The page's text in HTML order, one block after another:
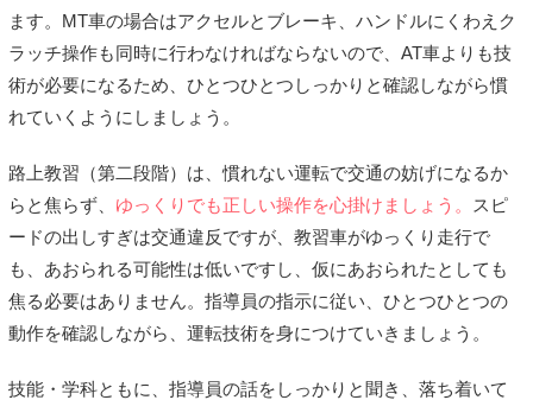
ます。MT車の場合はアクセルとブレーキ、ハンドルにくわえク
ラッチ操作も同時に行わなければならないので、AT車よりも技
術が必要になるため、ひとつひとつしっかりと確認しながら慣
れていくようにしましょう。
路上教習（第二段階）は、慣れない運転で交通の妨げになるか
らと焦らず、 ゆっくりでも正しい操作を心掛けましょう。
スピ
ードの出しすぎは交通違反ですが、教習車がゆっくり走行で
も、あおられる可能性は低いですし、仮にあおられたとしても
焦る必要はありません。指導員の指示に従い、ひとつひとつの
動作を確認しながら、運転技術を身につけていきましょう。
技能・学科ともに、指導員の話をしっかりと聞き、落ち着いて